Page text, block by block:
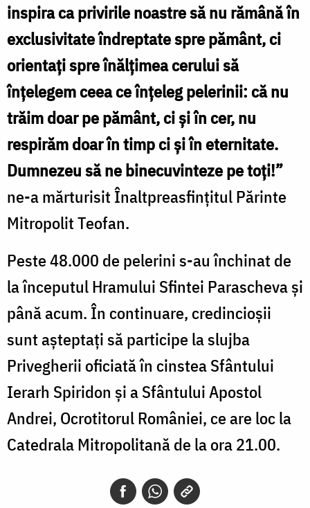
inspira ca privirile noastre să nu rămână în
exclusivitate îndreptate spre pământ, ci
orientați spre înălțimea cerului să
înțelegem ceea ce înțeleg pelerinii: că nu
trăim doar pe pământ, ci și în cer, nu
respirăm doar în timp ci și în eternitate.
Dumnezeu să ne binecuvinteze pe toți!”
ne-a mărturisit Înaltpreasfințitul Părinte
Mitropolit Teofan.
Peste 48.000 de pelerini s-au închinat de
la începutul Hramului Sfintei Parascheva și
până acum. În continuare, credincioșii
sunt așteptați să participe la slujba
Privegherii oficiată în cinstea Sfântului
Ierarh Spiridon și a Sfântului Apostol
Andrei, Ocrotitorul României, ce are loc la
Catedrala Mitropolitană de la ora 21.00.